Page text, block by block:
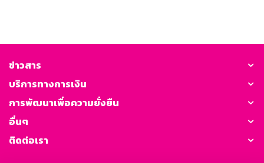
ข่าวสาร
บริการทางการเงิน
การพัฒนาเพื่อความยั่งยืน
อื่นๆ
ติดต่อเรา